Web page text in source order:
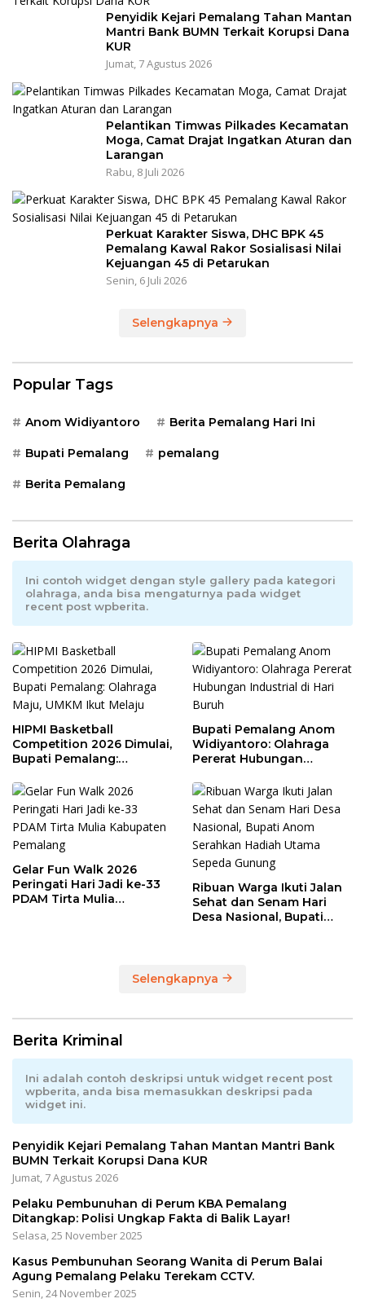
Penyidik Kejari Pemalang Tahan Mantan
Mantri Bank BUMN Terkait Korupsi Dana
KUR
Jumat, 7 Agustus 2026
Pelantikan Timwas Pilkades Kecamatan
Moga, Camat Drajat Ingatkan Aturan dan
Larangan
Rabu, 8 Juli 2026
Perkuat Karakter Siswa, DHC BPK 45
Pemalang Kawal Rakor Sosialisasi Nilai
Kejuangan 45 di Petarukan
Senin, 6 Juli 2026
Selengkapnya
Popular Tags
Anom Widiyantoro Berita Pemalang Hari Ini
Bupati Pemalang pemalang
Berita Pemalang
Berita Olahraga
Ini contoh widget dengan style gallery pada kategori
olahraga, anda bisa mengaturnya pada widget
recent post wpberita.
HIPMI Basketball
Competition 2026 Dimulai,
Bupati Pemalang:
Melaju
Bupati Pemalang Anom
Widiyantoro: Olahraga
Pererat Hubungan
Gelar Fun Walk 2026
Peringati Hari Jadi ke-33
PDAM Tirta Mulia
Ribuan Warga Ikuti Jalan
Sehat dan Senam Hari
Desa Nasional, Bupati
Selengkapnya
Berita Kriminal
Ini adalah contoh deskripsi untuk widget recent post
wpberita, anda bisa memasukkan deskripsi pada
widget ini.
Penyidik Kejari Pemalang Tahan Mantan Mantri Bank
BUMN Terkait Korupsi Dana KUR
Jumat, 7 Agustus 2026
Pelaku Pembunuhan di Perum KBA Pemalang
Ditangkap: Polisi Ungkap Fakta di Balik Layar!
Selasa, 25 November 2025
Kasus Pembunuhan Seorang Wanita di Perum Balai
Agung Pemalang Pelaku Terekam CCTV.
Senin, 24 November 2025